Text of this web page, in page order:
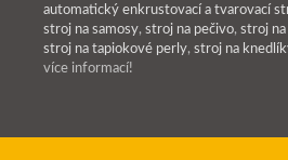
automatický enkrustovací a tvarovací
stroj na samosy, stroj na pečivo, stroj na
stroj na tapiokové perly, stroj na
více informací!